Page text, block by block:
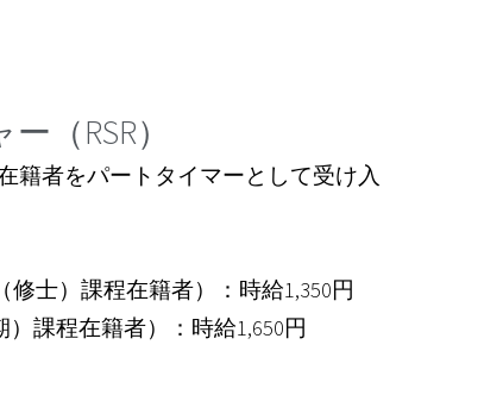
（RSR）
籍者をパートタイマーとして受け入
士）課程在籍者）：時給1,350円
課程在籍者）：時給1,650円